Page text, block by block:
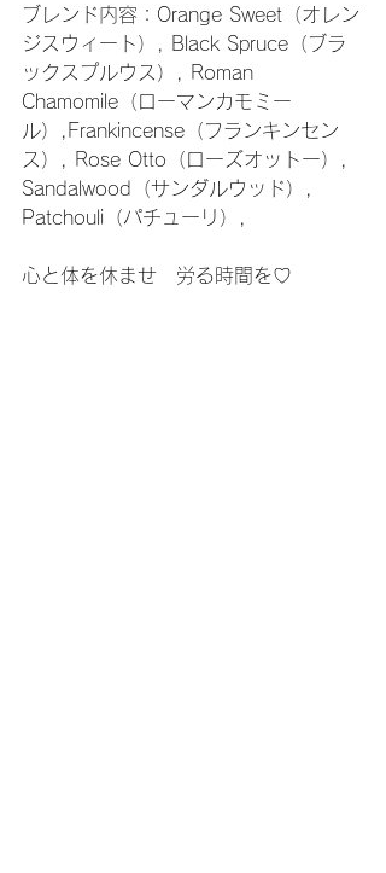
ブレンド内容：Orange Sweet（オレン
ジスウィート）, Black Spruce（ブラ
ックスプルウス）, Roman
Chamomile（ローマンカモミー
ル）,Frankincense（フランキンセン
ス）, Rose Otto（ローズオットー）,
Sandalwood（サンダルウッド）,
Patchouli（パチューリ）,
心と体を休ませ　労る時間を♡